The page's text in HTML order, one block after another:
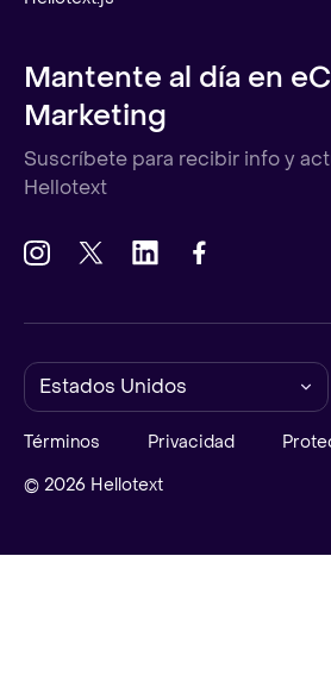
Mantente al día en
Marketing
Suscríbete para recibir info y
Hellotext
© 2026 Hellotext
Términos Privacidad
Estados Unidos